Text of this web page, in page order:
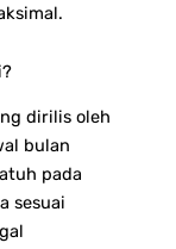
dirilis oleh
bulan
pada
sesuai